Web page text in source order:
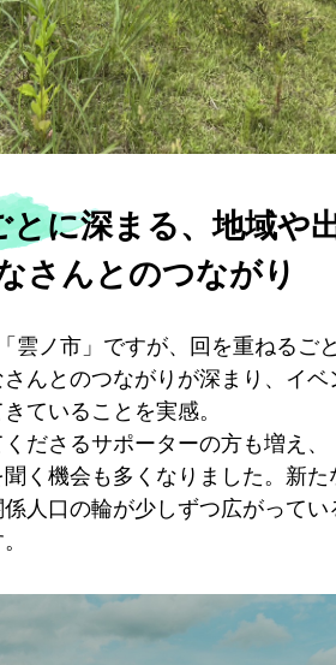
とに深まる、地域や
さんとのつながり
雲ノ市」ですが、回を重ねるご
んとのつながりが深まり、イベ
ていることを実感。
ださるサポーターの方も増え、
く機会も多くなりました。新た
人口の輪が少しずつ広がってい